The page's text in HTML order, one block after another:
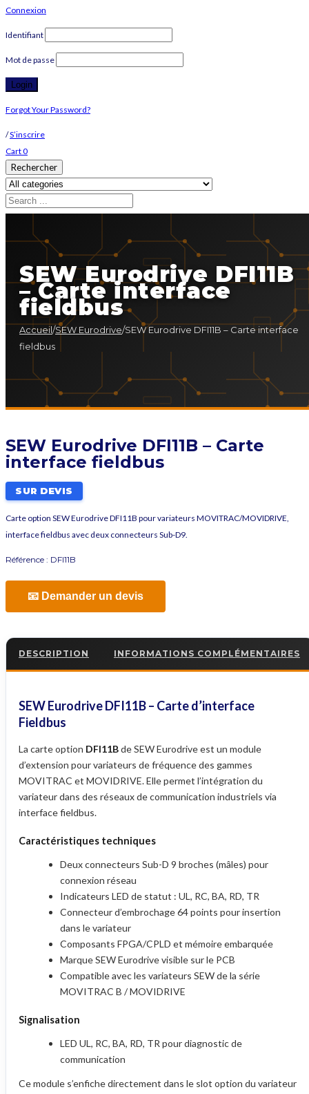
Connexion
Identifiant
Mot de passe
Forgot Your Password?
/S’inscrire
Cart0
Rechercher
SEW Eurodrive DFI11B
– Carte interface
fieldbus
Accueil/SEW Eurodrive/SEW Eurodrive DFI11B – Carte interface
fieldbus
SEW Eurodrive DFI11B – Carte
interface fieldbus
SUR DEVIS
Carte option SEW Eurodrive DFI11B pour variateurs MOVITRAC/MOVIDRIVE,
interface fieldbus avec deux connecteurs Sub-D9.
Référence : DFI11B
📧 Demander un devis
DESCRIPTION INFORMATIONS COMPLÉMENTAIRES
SEW Eurodrive DFI11B – Carte d’interface
Fieldbus
La carte option DFI11Bde SEW Eurodrive est un module
d’extension pour variateurs de fréquence des gammes
MOVITRAC et MOVIDRIVE. Elle permet l’intégration du
variateur dans des réseaux de communication industriels via
interface fieldbus.
Caractéristiques techniques
Deux connecteurs Sub-D 9 broches (mâles) pour
connexion réseau
Indicateurs LED de statut : UL, RC, BA, RD, TR
Connecteur d’embrochage 64 points pour insertion
dans le variateur
Composants FPGA/CPLD et mémoire embarquée
Marque SEW Eurodrive visible sur le PCB
Compatible avec les variateurs SEW de la série
MOVITRAC B / MOVIDRIVE
Signalisation
LED UL, RC, BA, RD, TR pour diagnostic de
communication
Ce module s’enfiche directement dans le slot option du variateur